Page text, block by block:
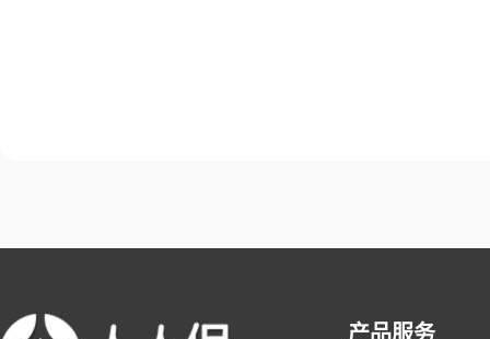
产品服务